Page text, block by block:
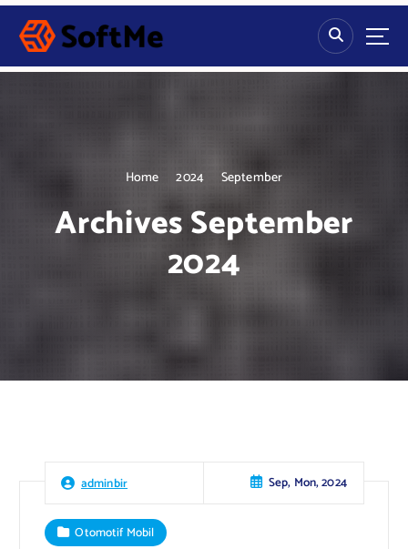
S
p
Home 2024 September
Archives September
2024
adminbir Sep, Mon, 2024
Otomotif Mobil